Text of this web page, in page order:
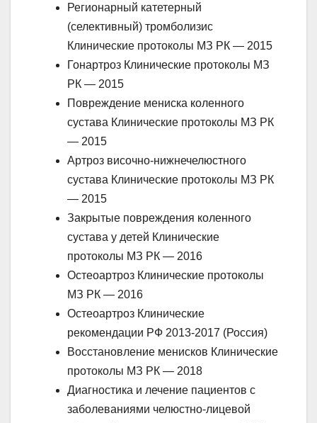
Регионарный катетерный
(селективный) тромболизис
Клинические протоколы МЗ РК — 2015
Гонартроз Клинические протоколы МЗ
РК — 2015
Повреждение мениска коленного
сустава Клинические протоколы МЗ РК
— 2015
Артроз височно-нижнечелюстного
сустава Клинические протоколы МЗ РК
— 2015
Закрытые повреждения коленного
сустава у детей Клинические
протоколы МЗ РК — 2016
Остеоартроз Клинические протоколы
МЗ РК — 2016
Остеоартроз Клинические
рекомендации РФ 2013-2017 (Россия)
Восстановление менисков Клинические
протоколы МЗ РК — 2018
Диагностика и лечение пациентов с
заболеваниями челюстно-лицевой